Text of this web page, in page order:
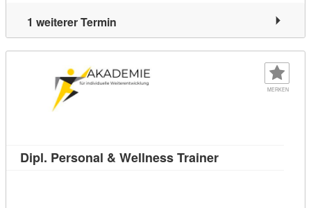
1 weiterer Termin
MERKEN
Dipl. Personal & Wellness TrainerKursdetail: Dipl.